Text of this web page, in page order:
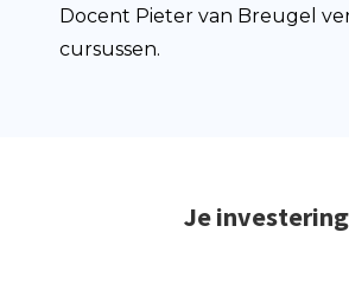
Docent Pieter van Breugel
cursussen.
Je investering